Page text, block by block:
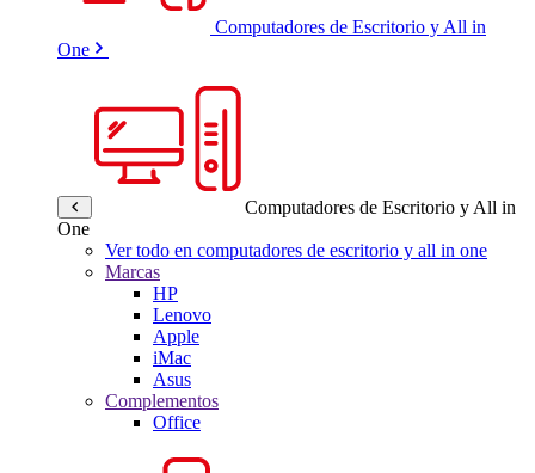
Computadores de Escritorio y All in
One
Computadores de Escritorio y All in
One
Ver todo en computadores de escritorio y all in one
Marcas
HP
Lenovo
Apple
iMac
Asus
Complementos
Office